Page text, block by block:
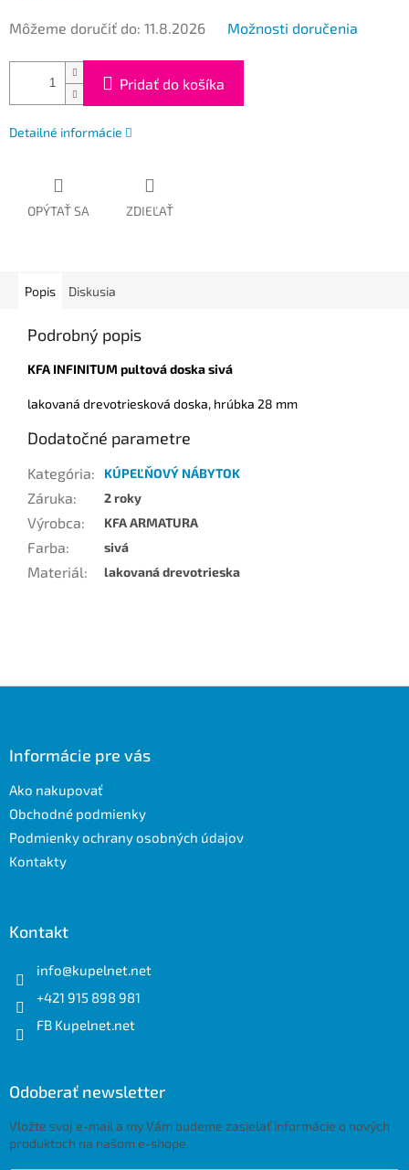
Môžeme doručiť do: 11.8.2026 Možnosti doručenia
Pridať do košíka
Detailné informácie
OPÝTAŤ SA ZDIEĽAŤ
Popis Diskusia
Podrobný popis
KFA INFINITUM pultová doska sivá
lakovaná drevotriesková doska, hrúbka 28 mm
Dodatočné parametre
Kategória: KÚPEĽŇOVÝ NÁBYTOK
Záruka: 2 roky
Výrobca: KFA ARMATURA
Farba: sivá
Materiál: lakovaná drevotrieska
Informácie pre vás
Ako nakupovať
Obchodné podmienky
Podmienky ochrany osobných údajov
Kontakty
Kontakt
info@kupelnet.net
+421 915 898 981
FB Kupelnet.net
Odoberať newsletter
Vložte svoj e-mail a my Vám budeme zasielať informácie o nových
produktoch na našom e-shope.